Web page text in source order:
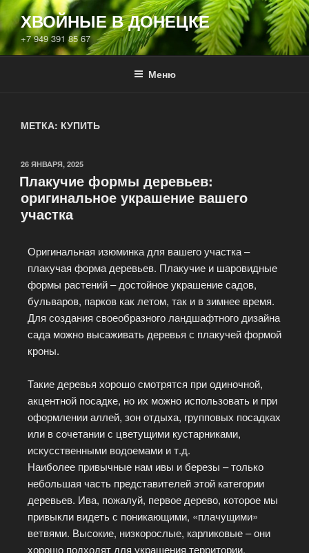
ХВОЙНЫЕ В ДОНЕЦКЕ
+7 949 391 85 67
Меню
МЕТКА: КУПИТЬ
26 ЯНВАРЯ, 2025
Плакучие формы деревьев:
оригинальное украшение вашего
участка
Оригинальная изюминка для вашего участка –
плакучая форма деревьев. Плакучие и шаровидные
формы растений – достойное украшение садов,
бульваров, парков как летом, так и в зимнее время.
Для создания своеобразного ландшафтного дизайна
сада можно высаживать деревья с плакучей формой
кроны.
Такие деревья хорошо смотрятся при одиночной,
акцентной посадке, но их можно использовать и при
оформлении аллей, зон отдыха, групповых посадках
или в сочетании с цветущими кустарниками,
искусственными водоемами и т.д.
Наиболее привычные нам ивы и березы – только
небольшая часть представителей этой категории
деревьев. Ива, пожалуй, первое дерево, которое мы
привыкли видеть с поникающими, «плачущими»
ветвями. Высокие, низкорослые, карликовые – они
хорошо подходят для украшения территории,